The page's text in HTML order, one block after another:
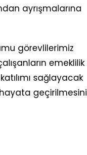
ayrışmalarına
görevlilerimiz
emeklilik
sağlayacak
geçirilmesini